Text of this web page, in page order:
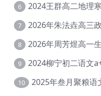
6 2024王群高二地理
7 2026年朱法垚高三
8 2026年周芳煜高一
9
10